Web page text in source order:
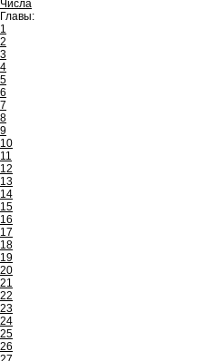
Числа
Главы:
1
2
3
4
5
6
7
8
9
10
11
12
13
14
15
16
17
18
19
20
21
22
23
24
25
26